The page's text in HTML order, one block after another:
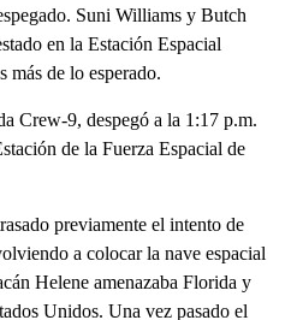
Suni Williams y Butch
en la Estación Espacial
más de lo esperado.
Crew-9, despegó a la 1:17 p.m.
de la Fuerza Espacial de
previamente el intento de
a colocar la nave espacial
Helene amenazaba Florida y
Unidos. Una vez pasado el